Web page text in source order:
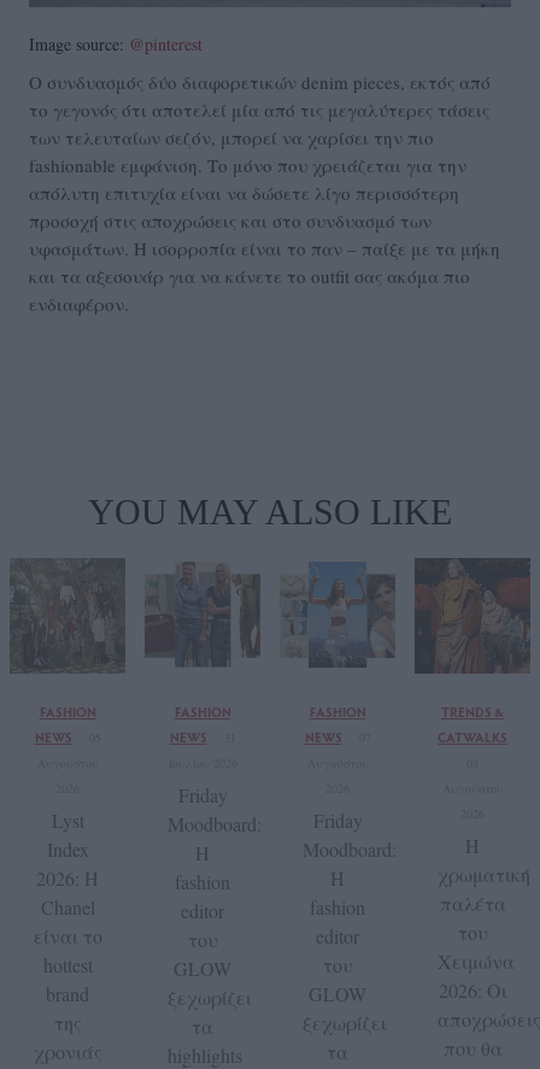
Image source: @pinterest
Ο συνδυασμός δύο διαφορετικών denim pieces, εκτός από
το γεγονός ότι αποτελεί μία από τις μεγαλύτερες τάσεις
των τελευταίων σεζόν, μπορεί να χαρίσει την πιο
fashionable εμφάνιση. Το μόνο που χρειάζεται για την
απόλυτη επιτυχία είναι να δώσετε λίγο περισσότερη
προσοχή στις αποχρώσεις και στο συνδυασμό των
υφασμάτων. Η ισορροπία είναι το παν – παίξε με τα μήκη
και τα αξεσουάρ για να κάνετε το outfit σας ακόμα πιο
ενδιαφέρον.
YOU MAY ALSO LIKE
FASHION
NEWS
Lyst
Index
2026: Η
Chanel
είναι το
hottest
brand
της
χρονιάς
FASHION
NEWS
Friday
Moodboard:
Η
fashion
editor
του
GLOW
ξεχωρίζει
τα
highlights
FASHION
NEWS
Friday
Moodboard:
Η
fashion
editor
του
GLOW
ξεχωρίζει
τα
TRENDS &
CATWALKS
Η
χρωματική
παλέτα
του
Χειμώνα
2026: Οι
αποχρώσεις
που θα